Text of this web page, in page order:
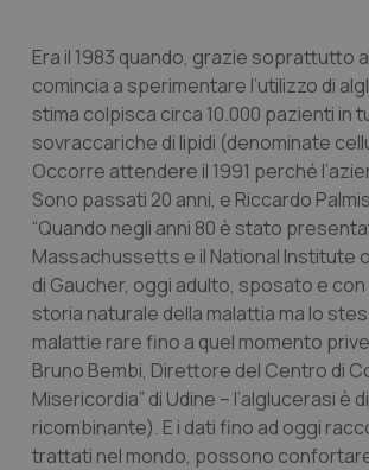
Era il 1983 quando, grazie soprattutto
comincia a sperimentare l’utilizzo di
stima colpisca circa 10.000 pazienti in
sovraccariche di lipidi (denominate
Occorre attendere il 1991 perché
Sono passati 20 anni, e Riccardo
“Quando negli anni 80 è stato
Massachussetts e il National Institute
di Gaucher, oggi adulto, sposato e
storia naturale della malattia ma lo
malattie rare fino a quel momento
Bruno Bembi, Direttore del Centro di
Misericordia” di Udine – l’alglucerasi
ricombinante). E i dati fino ad oggi
trattati nel mondo, possono